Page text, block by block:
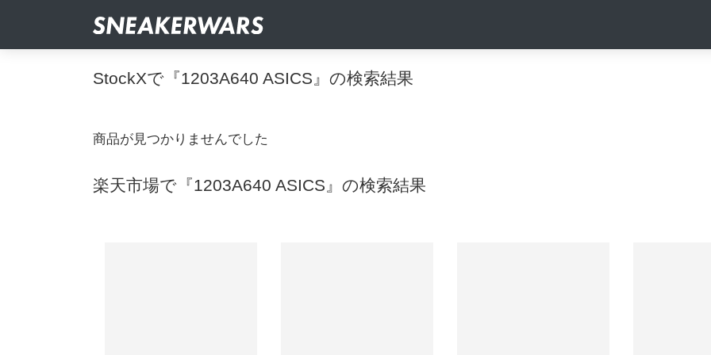
StockXで『1203A640 ASICS』の検索結果
商品が見つかりませんでした
楽天市場で『1203A640 ASICS』の検索結果